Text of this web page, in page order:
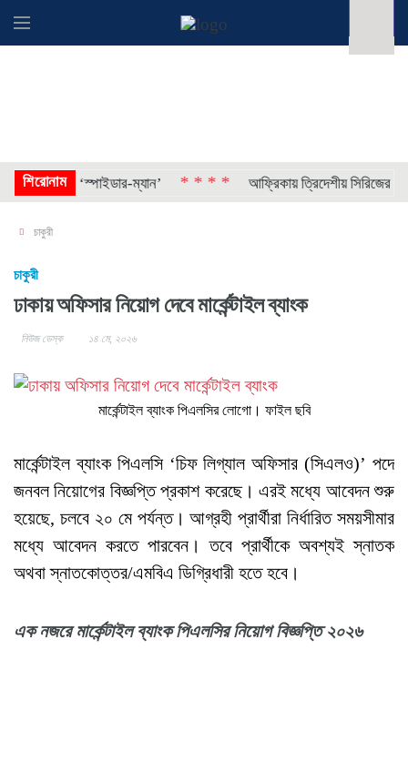
শিরোনাম
গড়ল ‘স্পাইডার-ম্যান’ * * * * আফ্রিকায় ত্রিদেশীয় সিরিজের
চাকুরী
চাকুরী
ঢাকায় অফিসার নিয়োগ দেবে মার্কেন্টাইল ব্যাংক
নিউজ ডেস্ক ১৪ মে, ২০২৬
মার্কেন্টাইল ব্যাংক পিএলসির লোগো। ফাইল ছবি
মার্কেন্টাইল ব্যাংক পিএলসি ‘চিফ লিগ্যাল অফিসার (সিএলও)’ পদে
জনবল নিয়োগের বিজ্ঞপ্তি প্রকাশ করেছে। এরই মধ্যে আবেদন শুরু
হয়েছে, চলবে ২০ মে পর্যন্ত। আগ্রহী প্রার্থীরা নির্ধারিত সময়সীমার
মধ্যে আবেদন করতে পারবেন। তবে প্রার্থীকে অবশ্যই স্নাতক
অথবা স্নাতকোত্তর/এমবিএ ডিগ্রিধারী হতে হবে।
এক নজরে মার্কেন্টাইল ব্যাংক পিএলসির নিয়োগ বিজ্ঞপ্তি ২০২৬